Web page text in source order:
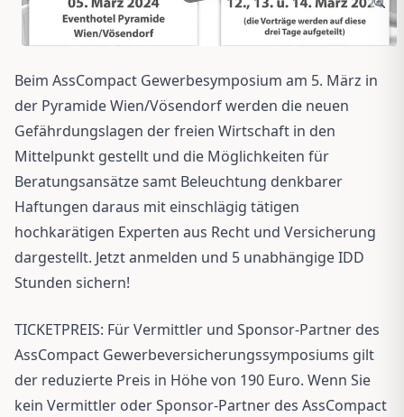
Beim AssCompact Gewerbesymposium am 5. März in
der Pyramide Wien/Vösendorf werden die neuen
Gefährdungslagen der freien Wirtschaft in den
Mittelpunkt gestellt und die Möglichkeiten für
Beratungsansätze samt Beleuchtung denkbarer
Haftungen daraus mit einschlägig tätigen
hochkarätigen Experten aus Recht und Versicherung
dargestellt. Jetzt anmelden und 5 unabhängige IDD
Stunden sichern!
TICKETPREIS: Für Vermittler und Sponsor-Partner des
AssCompact Gewerbeversicherungssymposiums gilt
der reduzierte Preis in Höhe von 190 Euro. Wenn Sie
kein Vermittler oder Sponsor-Partner des AssCompact